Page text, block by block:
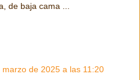
de baja cama ...
marzo de 2025 a las 11:20